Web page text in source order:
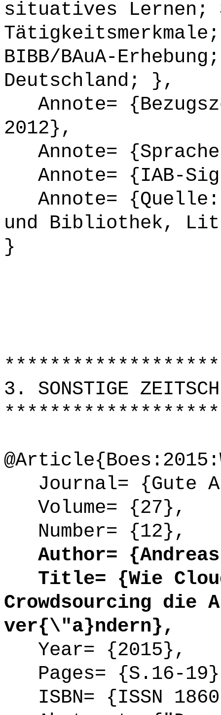
situatives Lernen;
BIBB/BAuA-
Deutschland; },
Annote=
2012},
Annote=
Annote= {IAB-
Annote= {Quelle:
und Bibliothek,
}
3. SONSTIGE
Journal= {Gute
Volume= {27},
Number= {12},
Author=
Title= {Wie
Crowdsourcing die
ver{\"a}ndern},
Year= {2015},
Pages= {S.16-
ISBN= {ISSN